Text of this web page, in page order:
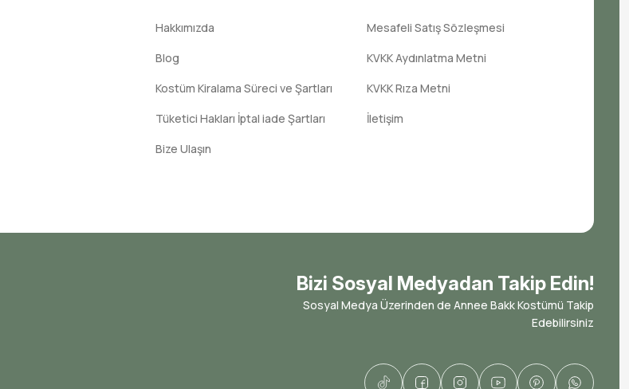
Hakkımızda
Blog
Kostüm Kiralama Süreci ve Şartları
Tüketici Hakları İptal iade Şartları
Bize Ulaşın
Mesafeli Satış Sözleşmesi
KVKK Aydınlatma Metni
KVKK Rıza Metni
İletişim
Bizi Sosyal Medyadan Takip Edin!
Sosyal Medya Üzerinden de Annee Bakk Kostümü Takip
Edebilirsiniz